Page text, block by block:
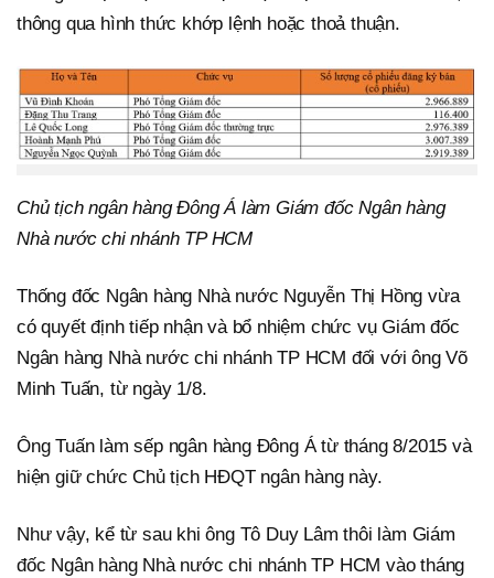
thông qua hình thức khớp lệnh hoặc thoả thuận.
Chủ tịch ngân hàng Đông Á làm Giám đốc Ngân hàng
Nhà nước chi nhánh TP HCM
Thống đốc Ngân hàng Nhà nước Nguyễn Thị Hồng vừa
có quyết định tiếp nhận và bổ nhiệm chức vụ Giám đốc
Ngân hàng Nhà nước chi nhánh TP HCM đối với ông Võ
Minh Tuấn, từ ngày 1/8.
Ông Tuấn làm sếp ngân hàng Đông Á từ tháng 8/2015 và
hiện giữ chức Chủ tịch HĐQT ngân hàng này.
Như vậy, kể từ sau khi ông Tô Duy Lâm thôi làm Giám
đốc Ngân hàng Nhà nước chi nhánh TP HCM vào tháng